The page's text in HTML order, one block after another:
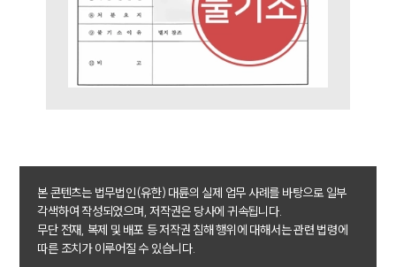
주요 업무사례
사례분석/최신동향
법률정보
법률지식인
고객후기
전체
구성원 소개
본 콘텐츠는 법무법인(유한) 대륜의 실제 업무 사례를 바탕으로 일부
각색하여 작성되었으며, 저작권은 당사에 귀속됩니다.
무단 전재, 복제 및 배포 등 저작권 침해 행위에 대해서는 관련 법령에
따른 조치가 이루어질 수 있습니다.